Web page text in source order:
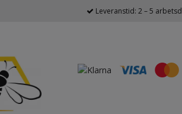
Leveranstid: 2 – 5